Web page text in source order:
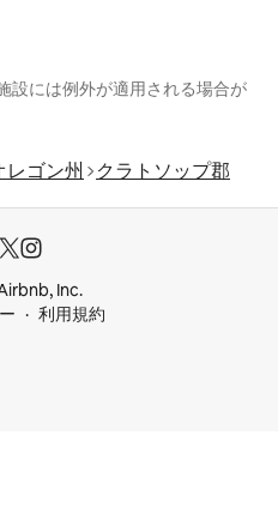
設には例外が適用される場合が
レゴン州
クラトソップ郡
Inc.
利用規約